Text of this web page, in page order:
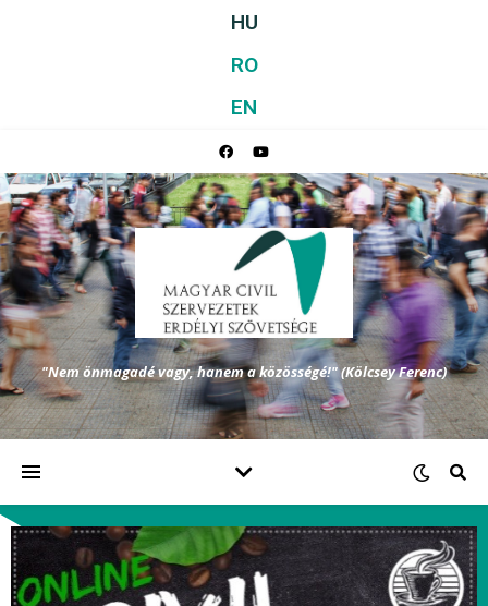
HU
RO
EN
"Nem önmagadé vagy, hanem a közösségé!" (Kölcsey Ferenc)